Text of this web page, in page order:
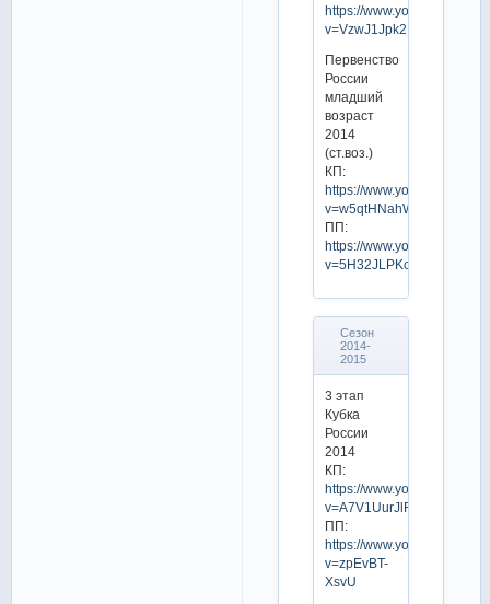
https://www.youtube.com/
v=VzwJ1Jpk2Nk
Первенство
России
младший
возраст
2014
(ст.воз.)
КП:
https://www.youtube.com/
v=w5qtHNahWi0
ПП:
https://www.youtube.com/
v=5H32JLPKcL0
Сезон
2014-
2015
3 этап
Кубка
России
2014
КП:
https://www.youtube.com/
v=A7V1UurJlFk
ПП:
https://www.youtube.com/
v=zpEvBT-
XsvU